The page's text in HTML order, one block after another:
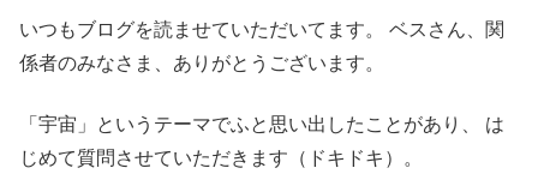
いつもブログを読ませていただいてます。 ベスさん、関
係者のみなさま、ありがとうございます。
「宇宙」というテーマでふと思い出したことがあり、 は
じめて質問させていただきます（ドキドキ）。